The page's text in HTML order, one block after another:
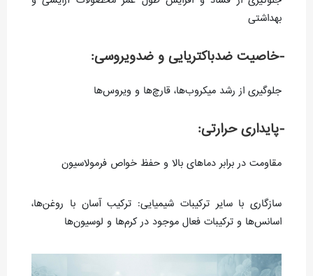
بهداشتی
-خاصیت ضدباکتریایی و ضدویروسی:
جلوگیری از رشد میکروب‌ها، قارچ‌ها و ویروس‌ها
-پایداری حرارتی:
مقاومت در برابر دماهای بالا و حفظ خواص فرمولاسیون
سازگاری با سایر ترکیبات شیمیایی: ترکیب آسان با روغن‌ها،
اسانس‌ها و ترکیبات فعال موجود در کرم‌ها و لوسیون‌ها